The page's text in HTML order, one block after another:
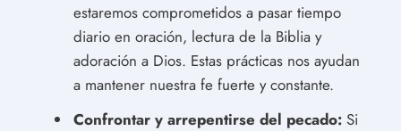
estaremos comprometidos a pasar tiempo
diario en oración, lectura de la Biblia y
adoración a Dios. Estas prácticas nos ayudan
a mantener nuestra fe fuerte y constante.
Confrontar y arrepentirse del pecado: Si